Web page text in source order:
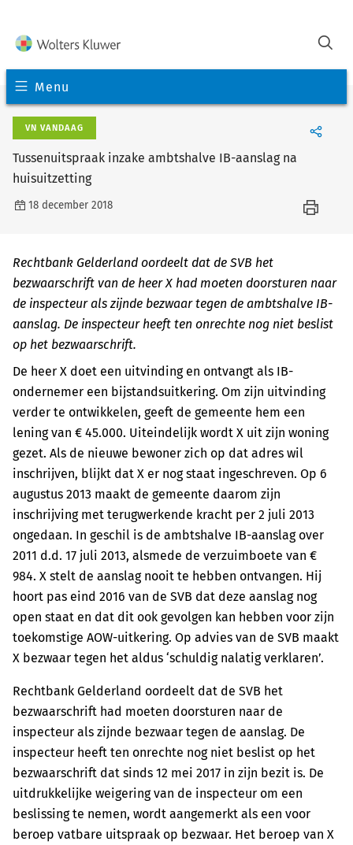
Menu
VN VANDAAG
Tussenuitspraak inzake ambtshalve IB-aanslag na
huisuitzetting
18 december 2018
Rechtbank Gelderland oordeelt dat de SVB het
bezwaarschrift van de heer X had moeten doorsturen naar
de inspecteur als zijnde bezwaar tegen de ambtshalve IB-
aanslag. De inspecteur heeft ten onrechte nog niet beslist
op het bezwaarschrift.
De heer X doet een uitvinding en ontvangt als IB-
ondernemer een bijstandsuitkering. Om zijn uitvinding
verder te ontwikkelen, geeft de gemeente hem een
lening van € 45.000. Uiteindelijk wordt X uit zijn woning
gezet. Als de nieuwe bewoner zich op dat adres wil
inschrijven, blijkt dat X er nog staat ingeschreven. Op 6
augustus 2013 maakt de gemeente daarom zijn
inschrijving met terugwerkende kracht per 2 juli 2013
ongedaan. In geschil is de ambtshalve IB-aanslag over
2011 d.d. 17 juli 2013, alsmede de verzuimboete van €
984. X stelt de aanslag nooit te hebben ontvangen. Hij
hoort pas eind 2016 van de SVB dat deze aanslag nog
open staat en dat dit ook gevolgen kan hebben voor zijn
toekomstige AOW-uitkering. Op advies van de SVB maakt
X bezwaar tegen het aldus ‘schuldig nalatig verklaren’.
Rechtbank Gelderland oordeelt dat de SVB het
bezwaarschrift had moeten doorsturen naar de
inspecteur als zijnde bezwaar tegen de aanslag. De
inspecteur heeft ten onrechte nog niet beslist op het
bezwaarschrift dat sinds 12 mei 2017 in zijn bezit is. De
uitdrukkelijke weigering van de inspecteur om een
beslissing te nemen, wordt aangemerkt als een voor
beroep vatbare uitspraak op bezwaar. Het beroep van X